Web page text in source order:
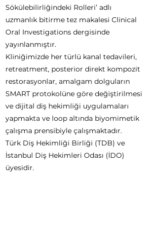
Sökülebilirliğindeki Rolleri’ adlı
uzmanlık bitirme tez makalesi Clinical
Oral Investigations dergisinde
yayınlanmıştır.
Kliniğimizde her türlü kanal tedavileri,
retreatment, posterior direkt kompozit
restorasyonlar, amalgam dolguların
SMART protokolüne göre değiştirilmesi
ve dijital diş hekimliği uygulamaları
yapmakta ve loop altında biyomimetik
çalışma prensibiyle çalışmaktadır.
Türk Diş Hekimliği Birliği (TDB) ve
İstanbul Diş Hekimleri Odası (İDO)
üyesidir.